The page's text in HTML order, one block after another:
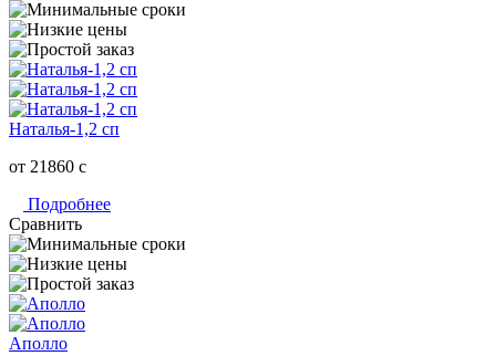
Наталья-1,2 сп
от 21860 c
Подробнее
Сравнить
Аполло